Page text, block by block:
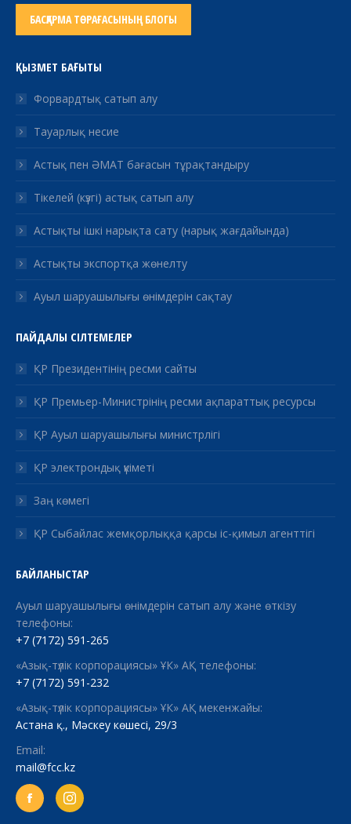
БАСҚАРМА ТӨРАҒАСЫНЫҢ БЛОГЫ
ҚЫЗМЕТ БАҒЫТЫ
Форвардтық сатып алу
Тауарлық несие
Астық пен ӘМАТ бағасын тұрақтандыру
Тікелей (күзгі) астық сатып алу
Астықты ішкі нарықта сату (нарық жағдайында)
Астықты экспортқа жөнелту
Ауыл шаруашылығы өнімдерін сақтау
ПАЙДАЛЫ СІЛТЕМЕЛЕР
ҚР Президентінің ресми сайты
ҚР Премьер-Министрінің ресми ақпараттық ресурсы
ҚР Ауыл шаруашылығы министрлігі
ҚР электрондық үкіметі
Заң көмегі
ҚР Сыбайлас жемқорлыққа қарсы іс-қимыл агенттігі
БАЙЛАНЫСТАР
Ауыл шаруашылығы өнімдерін сатып алу және өткізу
телефоны:
+7 (7172) 591-265
«Азық-түлік корпорациясы» ҰК» АҚ телефоны:
+7 (7172) 591-232
«Азық-түлік корпорациясы» ҰК» АҚ мекенжайы:
Астана қ., Мәскеу көшесі, 29/3
Email:
mail@fcc.kz
Facebook